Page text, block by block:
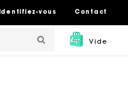
Contact
Identifiez-vous
Vide